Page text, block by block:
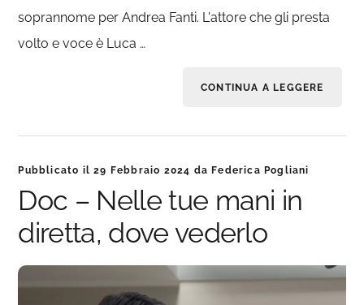
soprannome per Andrea Fanti. L'attore che gli presta
volto e voce è Luca …
CONTINUA A LEGGERE
Pubblicato il29 Febbraio 2024 da Federica Pogliani
Doc – Nelle tue mani in
diretta, dove vederlo